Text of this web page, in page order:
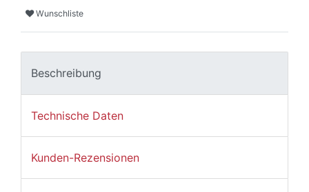
Wunschliste
Beschreibung
Technische Daten
Kunden-Rezensionen